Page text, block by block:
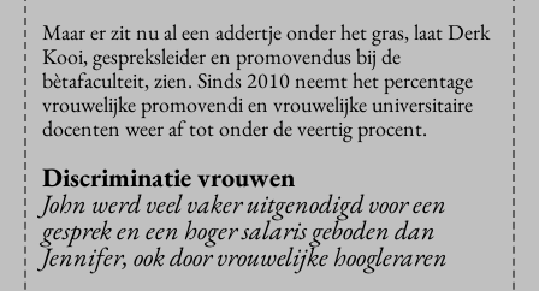
Maar er zit nu al een addertje onder het gras, laat Derk
Kooi, gespreksleider en promovendus bij de
bètafaculteit, zien. Sinds 2010 neemt het percentage
vrouwelijke promovendi en vrouwelijke universitaire
docenten weer af tot onder de veertig procent.
Discriminatie vrouwen
John werd veel vaker uitgenodigd voor een
gesprek en een hoger salaris geboden dan
Jennifer, ook door vrouwelijke hoogleraren